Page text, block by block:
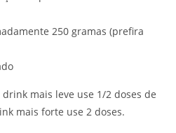
250 gramas (prefira
mais leve use 1/2 doses de
mais forte use 2 doses.